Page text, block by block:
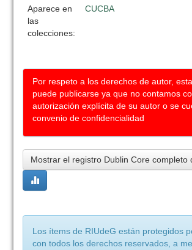
Aparece en
las
colecciones:
CUCBA
Por respeto a los derechos de autor,
puede publicarse ya que no contamos
autorización explícita de su autor o se
convenio de confidencialidad
Mostrar el registro Dublin Core completo
Los ítems de RIUdeG están protegidos
con todos los derechos reservados, a